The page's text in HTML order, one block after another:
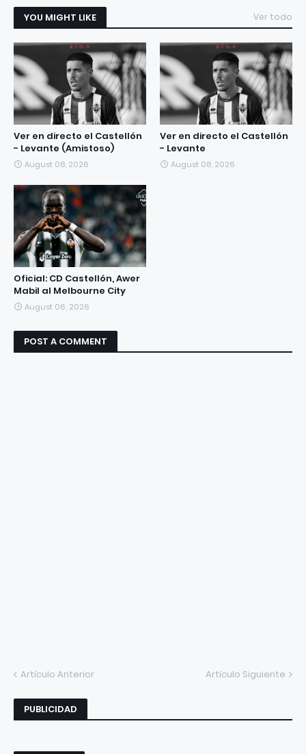
YOU MIGHT LIKE Ver todo
Ver en directo el Castellón
- Levante (Amistoso)
August 08, 2026
Ver en directo el Castellón
- Levante
August 08, 2026
Oficial: CD Castellón, Awer
Mabil al Melbourne City
August 06, 2026
POST A COMMENT
Artículo Anterior Artículo Siguiente
PUBLICIDAD